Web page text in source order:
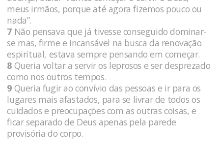
meus irmãos, porque até agora fizemos pouco ou
nada”.
7 Não pensava que já tivesse conseguido dominar-
se mas, firme e incansável na busca da renovação
espiritual, estava sempre pensando em começar.
8 Queria voltar a servir os leprosos e ser desprezado
como nos outros tempos.
9 Queria fugir ao convívio das pessoas e ir para os
lugares mais afastados, para se livrar de todos os
cuidados e preocupações com as outras coisas, e
ficar separado de Deus apenas pela parede
provisória do corpo.